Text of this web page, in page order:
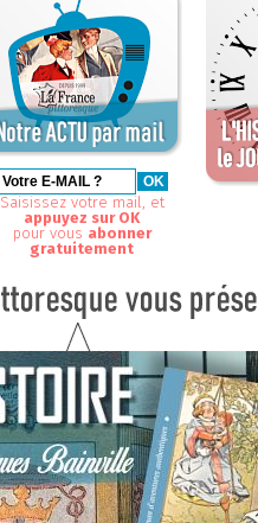
Saisissez votre mail, et
appuyez sur OK
pour vous abonner
gratuitement